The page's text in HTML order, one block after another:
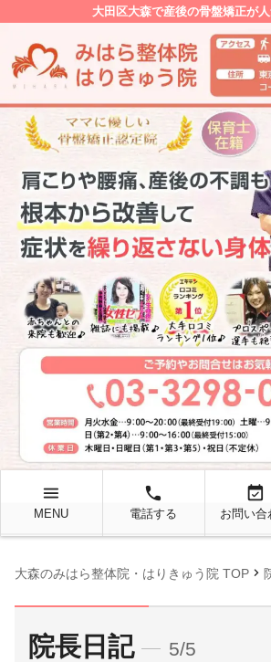
大田区大森で産後の骨盤矯正が
menu
MENU
local_phone
電話する
event_available
お問い合
大森のみはら整体院・はりきゅう院 TOP chevron_right
院長日記 5/5